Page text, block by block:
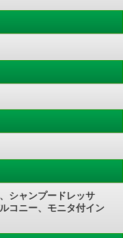
シャンプードレッサ
コニー、モニタ付イン